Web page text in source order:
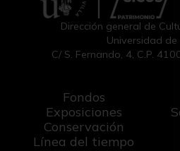
Dirección general de
Universidad de
C/ S. Fernando, 4, C.P.
Fondos
Exposiciones
Conservación
Línea del tiempo